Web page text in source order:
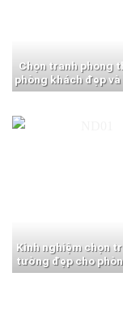
Chọn tranh phong
phòng khách đẹp
Kinh nghiệm chọn
tường đẹp cho